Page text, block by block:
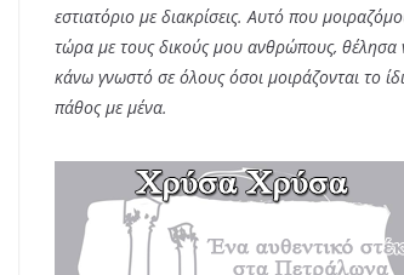
εστιατόριο με διακρίσεις. Αυτό που
τώρα με τους δικούς μου ανθρώπους, θέλησα
κάνω γνωστό σε όλους όσοι μοιράζονται το
πάθος με μένα.